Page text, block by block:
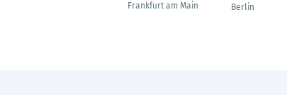
Frankfurt am Main
Berlin